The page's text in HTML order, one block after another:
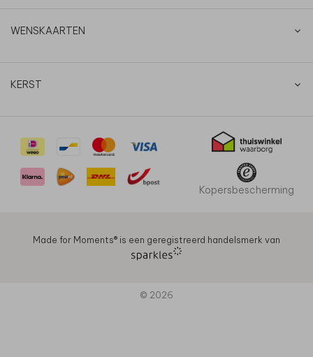
WENSKAARTEN
KERST
Kopersbescherming
Made for Moments®️ is een geregistreerd handelsmerk van
© 2026